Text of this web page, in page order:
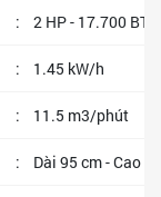
: 2 HP - 17.700 BTU
: 1.45 kW/h
: 11.5 m3/phút
: Dài 95 cm - Cao